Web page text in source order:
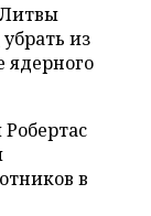
убрать из
ядерного
в